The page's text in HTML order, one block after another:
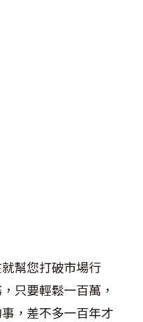
幫您打破市場行
只要輕鬆一百萬，
，差不多一百年才